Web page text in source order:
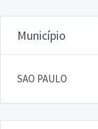
Município
SAO PAULO